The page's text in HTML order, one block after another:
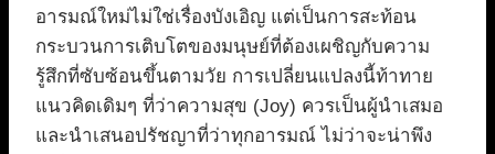
อารมณ์ใหม่ไม่ใช่เรื่องบังเอิญ แต่เป็นการสะท้อน
กระบวนการเติบโตของมนุษย์ที่ต้องเผชิญกับความ
รู้สึกที่ซับซ้อนขึ้นตามวัย การเปลี่ยนแปลงนี้ท้าทาย
แนวคิดเดิมๆ ที่ว่าความสุข (Joy) ควรเป็นผู้นำเสมอ
และนำเสนอปรัชญาที่ว่าทุกอารมณ์ ไม่ว่าจะน่าพึง